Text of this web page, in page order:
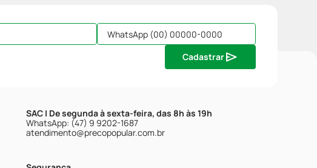
Cadastrar
SAC | De segunda à sexta-feira, das 8h às 19h
WhatsApp: (47) 9 9202-1687
atendimento@precopopular.com.br